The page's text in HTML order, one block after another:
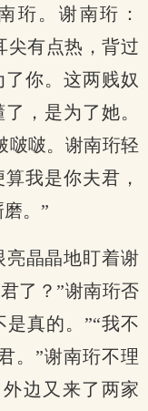
珩。谢南珩：
有点热，背过
你。这两贱奴
，是为了她。
啵啵。谢南珩轻
我是你夫君，
。”
亮晶晶地盯着谢
了？”谢南珩否
真的。”“我不
。”谢南珩不理
边又来了两家